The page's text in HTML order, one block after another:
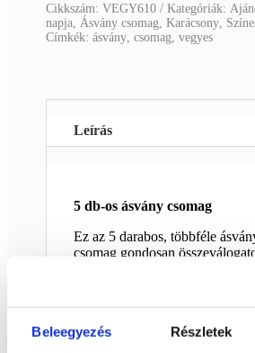
Beleegyezés Részletek
Cikkszám:VEGY610 Kategóriák:
napja Ásvány csomag ,Karácsony
Címkék:ásvány ,csomag ,vegyes
Leírás
5 db-os ásvány csomag
Ez az 5 darabos, többféle
csomag gondosan
tartalmaz, amelyek színben,
lakásdekorációként használni,